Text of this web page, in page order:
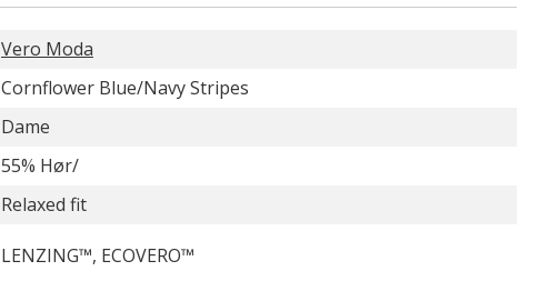
Vero Moda
Cornflower Blue/Navy Stripes
Dame
55% Hør/
Relaxed fit
LENZING™, ECOVERO™